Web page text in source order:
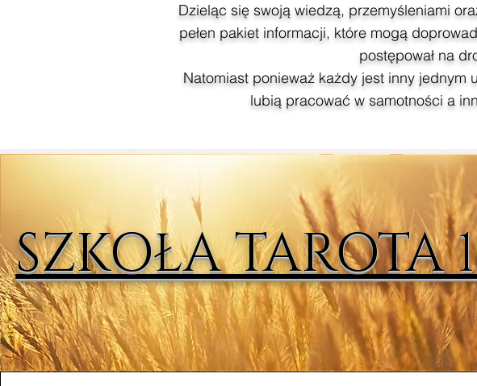
Dzieląc się swoją wiedzą, przemyśleniami
pełen pakiet informacji, które mogą
postępował na
Natomiast ponieważ każdy jest inny jednym
lubią pracować w samotności a
SZKOŁA TAROTA 1